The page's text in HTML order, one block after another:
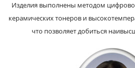
Изделия выполнены методом
керамических тонеров и
что позволяет добиться